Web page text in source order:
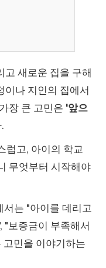
고 새로운 집을 구해
이나 지인의 집에서
장 큰 고민은 '앞으
럽고, 아이의 학교
무엇부터 시작해야
는 "아이를 데리고
"보증금이 부족해서
고민을 이야기하는